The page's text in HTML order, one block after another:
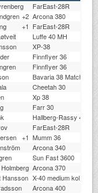
FarEast-28R
+2 Arcona 380
+1 FarEast-28R
Luffe 40 MH
XP-38
Finnflyer 36
Finnflyer 36
Bavaria 38 Match
Cheetah 30
Xp 38
Farr 30
Hallberg-Rassy 44
FarEast-28R
+1 Mumm 36
Arcona 340
Sun Fast 3600
Arcona 370
Hansson X-40 medium kol
Arcona 400